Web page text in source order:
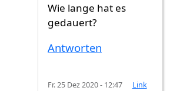
Wie lange hat es
gedauert?
Antworten
Fr. 25 Dez 2020 - 12:47 Link